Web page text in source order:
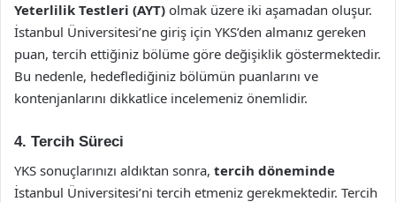
Yeterlilik Testleri (AYT) olmak üzere iki aşamadan oluşur.
İstanbul Üniversitesi’ne giriş için YKS’den almanız gereken
puan, tercih ettiğiniz bölüme göre değişiklik göstermektedir.
Bu nedenle, hedeflediğiniz bölümün puanlarını ve
kontenjanlarını dikkatlice incelemeniz önemlidir.
4. Tercih Süreci
YKS sonuçlarınızı aldıktan sonra, tercih döneminde
İstanbul Üniversitesi’ni tercih etmeniz gerekmektedir. Tercih